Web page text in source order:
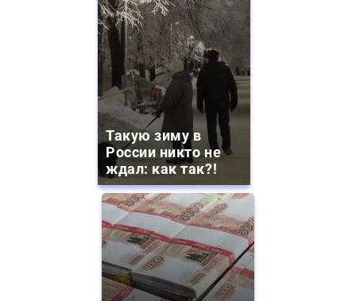
Такую зиму в
России никто не
ждал: как так?!